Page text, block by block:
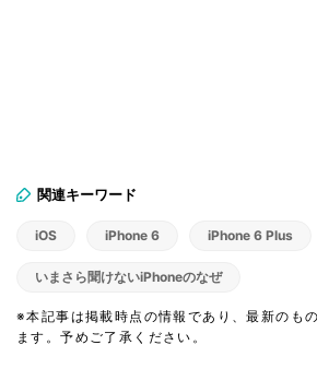
関連キーワード
iOS iPhone 6 iPhone 6 Plus
いまさら聞けないiPhoneのなぜ
※本記事は掲載時点の情報であり、最新のも
ます。予めご了承ください。